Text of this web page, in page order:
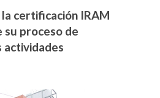
la certificación IRAM
su proceso de
actividades